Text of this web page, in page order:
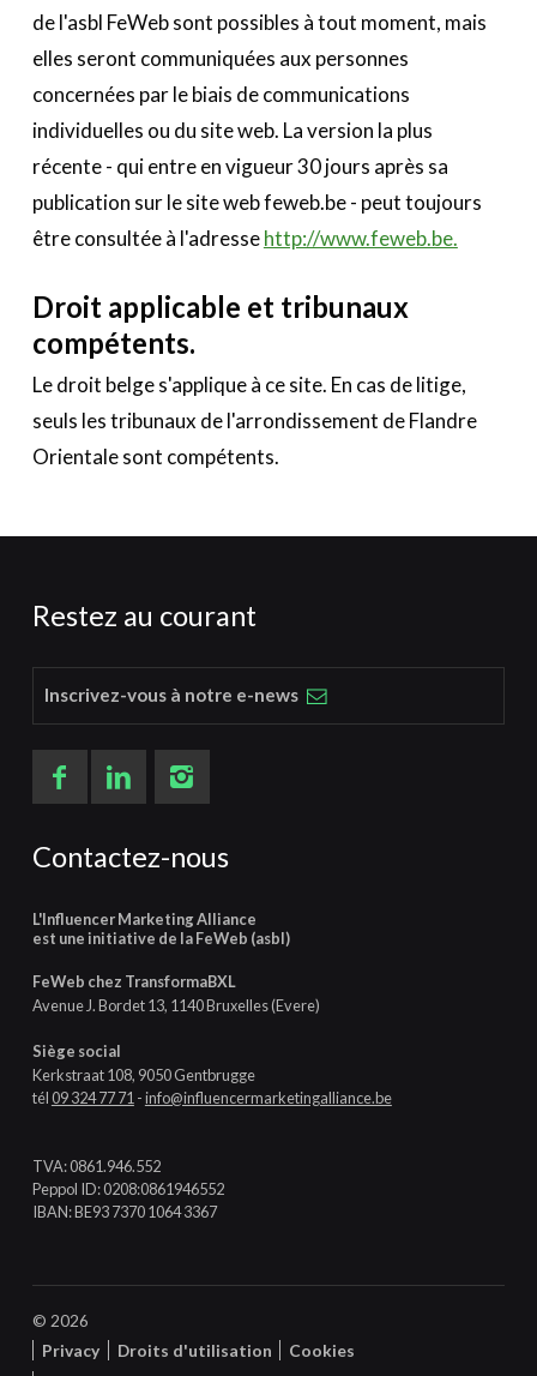
de l'asbl FeWeb sont possibles à tout moment, mais
elles seront communiquées aux personnes
concernées par le biais de communications
individuelles ou du site web. La version la plus
récente - qui entre en vigueur 30 jours après sa
publication sur le site web feweb.be - peut toujours
être consultée à l'adressehttp://www.feweb.be.
Droit applicable et tribunaux
compétents.
Le droit belge s'applique à ce site. En cas de litige,
seuls les tribunaux de l'arrondissement de Flandre
Orientale sont compétents.
Restez au courant
Inscrivez-vous à notre e-news
Contactez-nous
L'Influencer Marketing Alliance
est une initiative de la FeWeb (asbl)
FeWeb chez TransformaBXL
Avenue J. Bordet 13, 1140 Bruxelles (Evere)
Siège social
Kerkstraat 108, 9050 Gentbrugge
tél09 324 77 71 -info@influencermarketingalliance.be
TVA: 0861.946.552
Peppol ID: 0208:0861946552
IBAN: BE93 7370 1064 3367
© 2026
Privacy
Droits d'utilisation
Cookies